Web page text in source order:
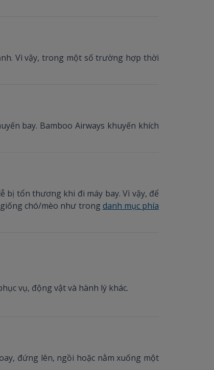
Vì vậy, trong một số trường hợp thời
bay. Bamboo Airways khuyến khích
bị tổn thương khi đi máy bay. Vì vậy, để
chó/mèo như trong danh mục phía
vụ, động vật và hành lý khác.
đứng lên, ngồi hoặc nằm xuống một